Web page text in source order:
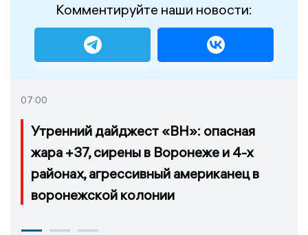
Комментируйте наши новости:
07:00
Утренний дайджест «ВН»: опасная
жара +37, сирены в Воронеже и 4-х
районах, агрессивный американец в
воронежской колонии